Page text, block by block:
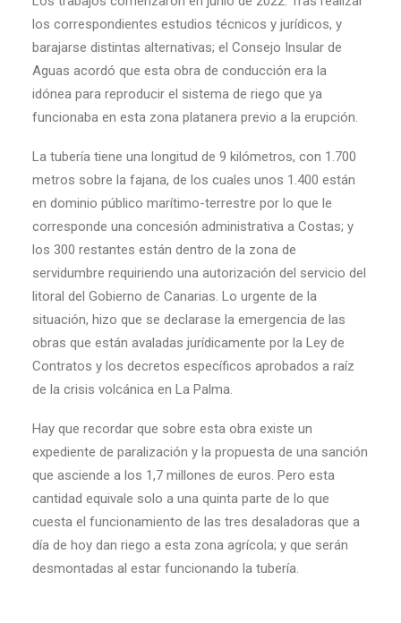
los correspondientes estudios técnicos y jurídicos, y
barajarse distintas alternativas; el Consejo Insular de
Aguas acordó que esta obra de conducción era la
idónea para reproducir el sistema de riego que ya
funcionaba en esta zona platanera previo a la erupción.
La tubería tiene una longitud de 9 kilómetros, con 1.700
metros sobre la fajana, de los cuales unos 1.400 están
en dominio público marítimo-terrestre por lo que le
corresponde una concesión administrativa a Costas; y
los 300 restantes están dentro de la zona de
servidumbre requiriendo una autorización del servicio del
litoral del Gobierno de Canarias. Lo urgente de la
situación, hizo que se declarase la emergencia de las
obras que están avaladas jurídicamente por la Ley de
Contratos y los decretos específicos aprobados a raíz
de la crisis volcánica en La Palma.
Hay que recordar que sobre esta obra existe un
expediente de paralización y la propuesta de una sanción
que asciende a los 1,7 millones de euros. Pero esta
cantidad equivale solo a una quinta parte de lo que
cuesta el funcionamiento de las tres desaladoras que a
día de hoy dan riego a esta zona agrícola; y que serán
desmontadas al estar funcionando la tubería.